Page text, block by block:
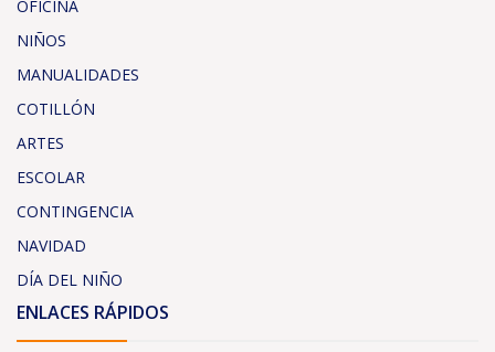
OFICINA
NIÑOS
MANUALIDADES
COTILLÓN
ARTES
ESCOLAR
CONTINGENCIA
NAVIDAD
DÍA DEL NIÑO
ENLACES RÁPIDOS